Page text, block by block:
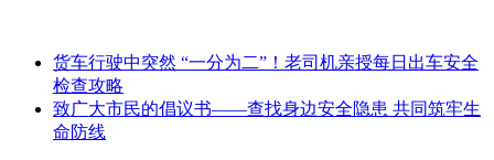
货车行驶中突然 “一分为二”！老司机亲授每日出车安全
检查攻略
致广大市民的倡议书——查找身边安全隐患 共同筑牢生
命防线